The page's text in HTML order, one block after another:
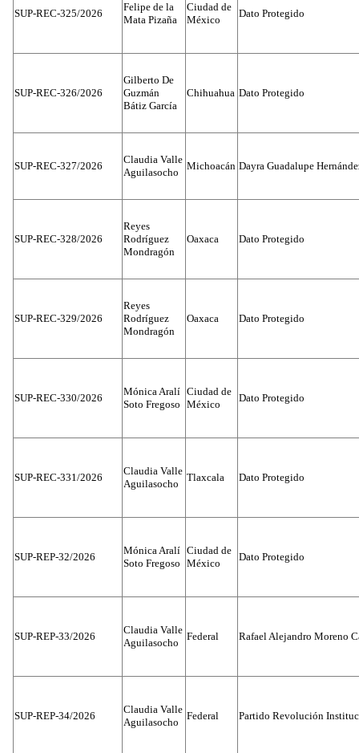
SUP-REC-325/2026
Felipe de la
Mata Pizaña
Ciudad de
México
Dato Protegido
SUP-REC-326/2026
Gilberto De
Guzmán
Bátiz García
Chihuahua Dato Protegido
SUP-REC-327/2026
Claudia Valle
Aguilasocho
Michoacán Dayra Guadalupe
SUP-REC-328/2026
Reyes
Rodríguez
Mondragón
Oaxaca Dato Protegido
SUP-REC-329/2026
Reyes
Rodríguez
Mondragón
Oaxaca Dato Protegido
SUP-REC-330/2026
Mónica Aralí
Soto Fregoso
Ciudad de
México
Dato Protegido
SUP-REC-331/2026
Claudia Valle
Aguilasocho
Tlaxcala Dato Protegido
SUP-REP-32/2026
Mónica Aralí
Soto Fregoso
Ciudad de
México
Dato Protegido
SUP-REP-33/2026
Claudia Valle
Aguilasocho
Federal Rafael Alejandro Moreno
SUP-REP-34/2026
Claudia Valle
Aguilasocho
Federal Partido Revolución